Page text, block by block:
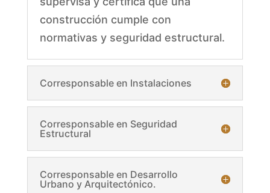
construcción cumple con
normativas y seguridad estructural.
Corresponsable en Instalaciones
Corresponsable en Seguridad
Estructural
Corresponsable en Desarrollo
Urbano y Arquitectónico.